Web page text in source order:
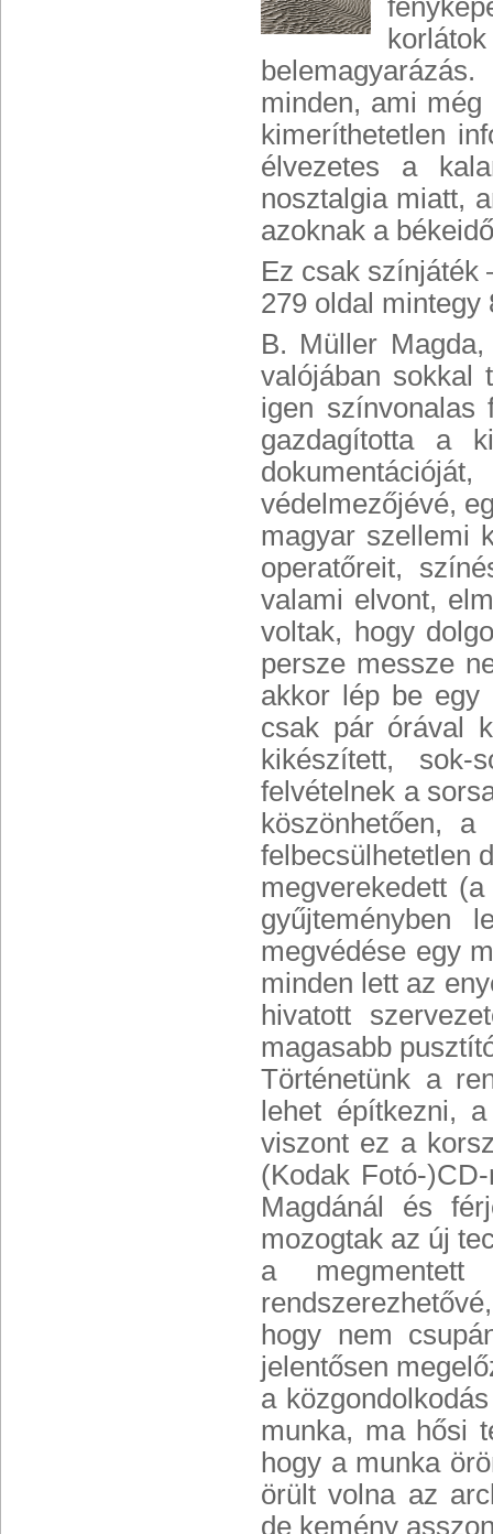
minden, ami
kimeríthetetlen
élvezetes a
nosztalgia miatt,
azoknak a
Ez csak színjáték
279 oldal mintegy
B. Müller
valójában sokkal
igen színvonalas
gazdagította a
védelmezőjévé,
magyar szellemi
operatőreit,
valami elvont,
voltak, hogy
persze messze
akkor lép be egy
csak pár órával
kikészített, sok-
felvételnek a
köszönhetően,
felbecsülhetetlen
megverekedett
gyűjteményben
megvédése egy
minden lett az
hivatott
magasabb
Történetünk a
lehet építkezni,
viszont ez a
(Kodak Fotó-
Magdánál és
mozogtak az új
a
hogy nem
jelentősen
a
munka, ma hősi
hogy a munka
örült volna az
de kemény